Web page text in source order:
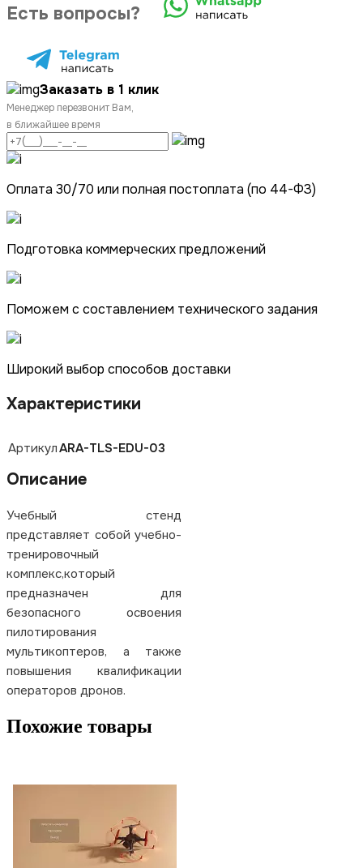
Есть вопросы?
Заказать в 1 клик
Менеджер перезвонит Вам,
в ближайшее время
Оплата 30/70 или полная постоплата (по 44-ФЗ)
Подготовка коммерческих предложений
Поможем с составлением технического задания
Широкий выбор способов доставки
Характеристики
АртикулARA-TLS-EDU-03
Описание
Учебный стенд
представляет собой учебно-
тренировочный
комплекс,который
предназначен для
безопасного освоения
пилотирования
мультикоптеров, а также
повышения квалификации
операторов дронов.
Похожие товары